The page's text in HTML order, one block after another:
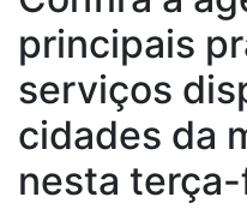
principais
serviços
cidades da
nesta